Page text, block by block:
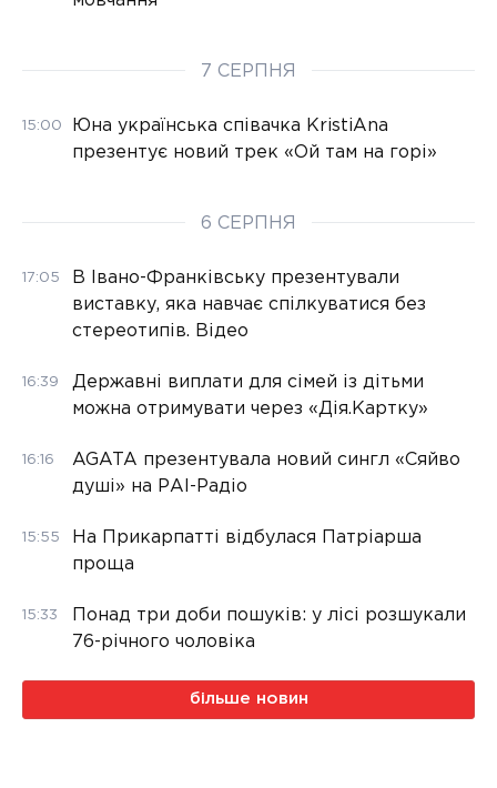
7 СЕРПНЯ
15:00
Юна українська співачка KristiAna
презентує новий трек «Ой там на горі»
6 СЕРПНЯ
17:05
В Івано-Франківську презентували
виставку, яка навчає спілкуватися без
стереотипів. Відео
16:39
Державні виплати для сімей із дітьми
можна отримувати через «Дія.Картку»
16:16
AGATA презентувала новий сингл «Сяйво
душі» на РАІ-Радіо
15:55
На Прикарпатті відбулася Патріарша
проща
15:33
Понад три доби пошуків: у лісі розшукали
76-річного чоловіка
більше новин